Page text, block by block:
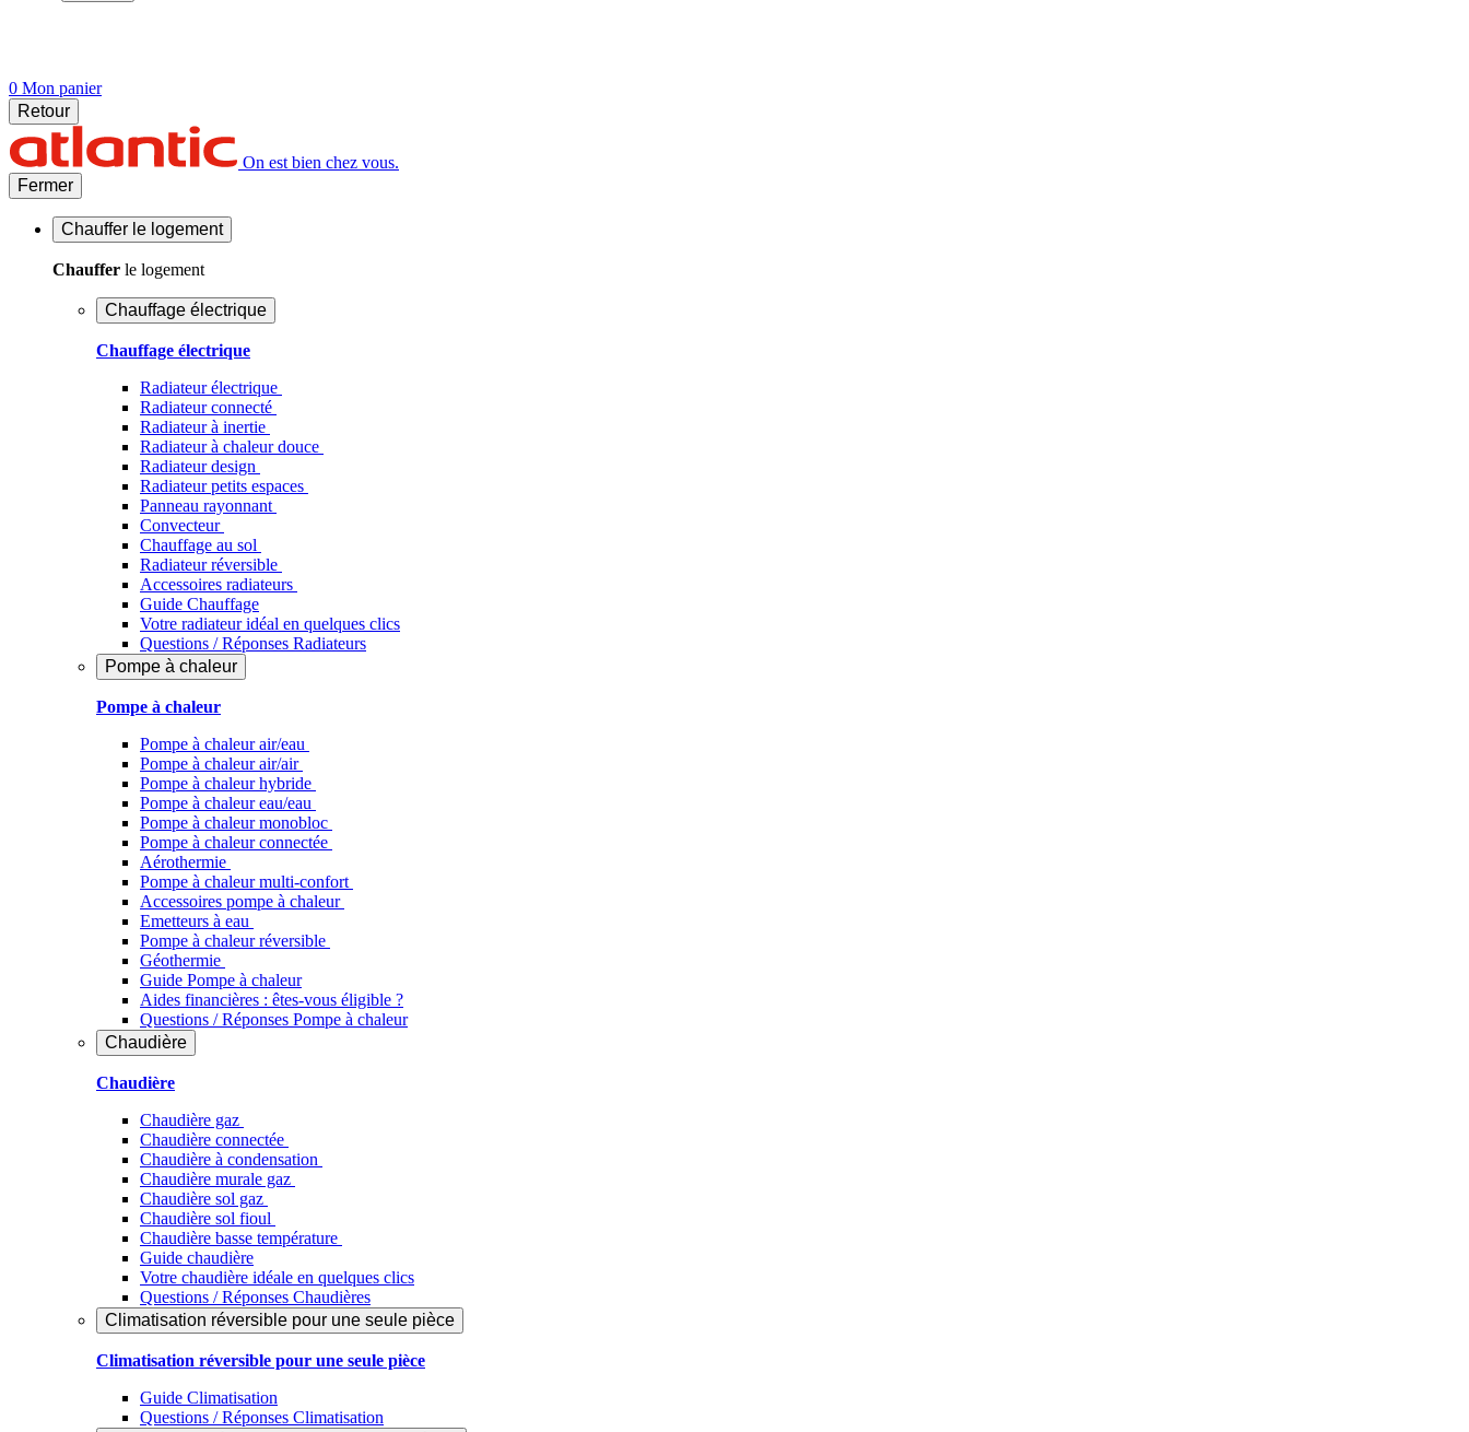
0 Mon panier
Retour
On est bien chez vous.
Fermer
Chauffer le logement
Chauffer le logement
Chauffage électrique
Chauffage électrique
Radiateur électrique
Radiateur connecté
Radiateur à inertie
Radiateur à chaleur douce
Radiateur design
Radiateur petits espaces
Panneau rayonnant
Convecteur
Chauffage au sol
Radiateur réversible
Accessoires radiateurs
Guide Chauffage
Votre radiateur idéal en quelques clics
Questions / Réponses Radiateurs
Pompe à chaleur
Pompe à chaleur
Pompe à chaleur air/eau
Pompe à chaleur air/air
Pompe à chaleur hybride
Pompe à chaleur​ eau/eau
Pompe à chaleur monobloc
Pompe à chaleur connectée
Aérothermie
Pompe à chaleur multi-confort
Accessoires pompe à chaleur
Emetteurs à eau
Pompe à chaleur réversible
Géothermie
Guide Pompe à chaleur
Aides financières : êtes-vous éligible ?
Questions / Réponses Pompe à chaleur
Chaudière
Chaudière
Chaudière gaz
Chaudière connectée
Chaudière à condensation
Chaudière murale gaz
Chaudière sol gaz
Chaudière sol fioul
Chaudière basse température
Guide chaudière
Votre chaudière idéale en quelques clics
Questions / Réponses Chaudières
Climatisation réversible pour une seule pièce
Climatisation réversible pour une seule pièce
Guide Climatisation
Questions / Réponses Climatisation